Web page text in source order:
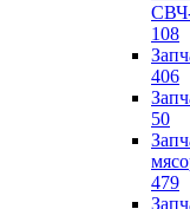
108
406
50
479